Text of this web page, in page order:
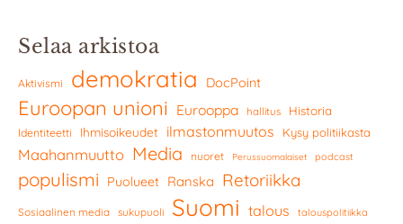
Selaa arkistoa
Aktivismi demokratia DocPoint
Euroopan unioni Eurooppa hallitus Historia
Identiteetti Ihmisoikeudet ilmastonmuutos Kysy politiikasta
Maahanmuutto Media nuoret Perussuomalaiset podcast
populismi Puolueet Ranska Retoriikka
Sosiaalinen media sukupuoli Suomi talous talouspolitiikka